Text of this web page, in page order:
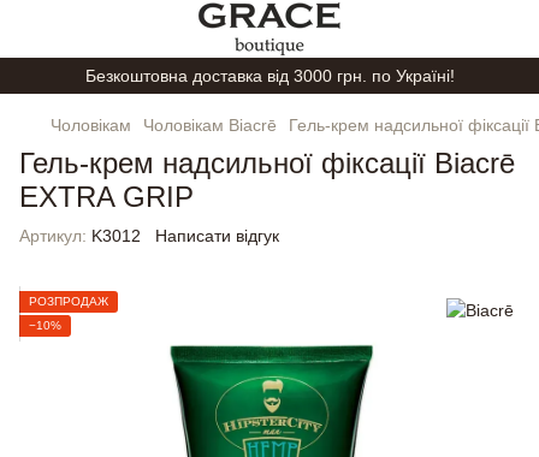
Безкоштовна доставка від 3000 грн. по Україні!
Чоловікам Чоловікам Biacrē Гель-крем надсильної
Гель-крем надсильної фіксації Biacrē
EXTRA GRIP
Артикул: K3012 Написати відгук
РОЗПРОДАЖ
−10%